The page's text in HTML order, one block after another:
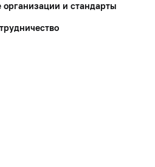
и стандарты